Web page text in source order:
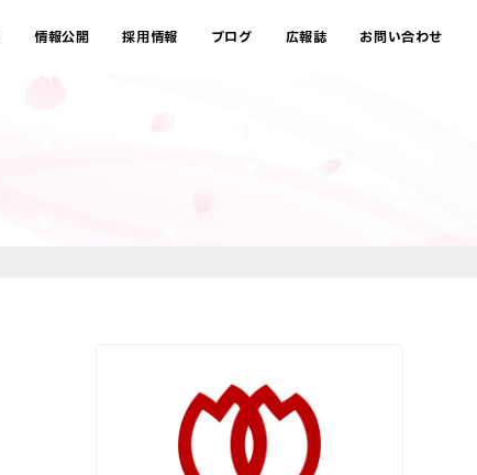
情報公開 採用情報 ブログ 広報誌 お問い合わせ